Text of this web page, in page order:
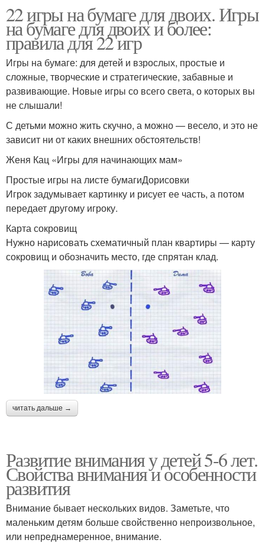
22 игры на бумаге для двоих. Игры
на бумаге для двоих и более:
правила для 22 игр
Игры на бумаге: для детей и взрослых, простые и
сложные, творческие и стратегические, забавные и
развивающие. Новые игры со всего света, о которых вы
не слышали!
С детьми можно жить скучно, а можно — весело, и это не
зависит ни от каких внешних обстоятельств!
Женя Кац «Игры для начинающих мам»
Простые игры на листе бумагиДорисовки
Игрок задумывает картинку и рисует ее часть, а потом
передает другому игроку.
Карта сокровищ
Нужно нарисовать схематичный план квартиры — карту
сокровищ и обозначить место, где спрятан клад.
читать дальше →
Развитие внимания у детей 5-6 лет.
Свойства внимания и особенности
развития
Внимание бывает нескольких видов. Заметьте, что
маленьким детям больше свойственно непроизвольное,
или непреднамеренное, внимание.